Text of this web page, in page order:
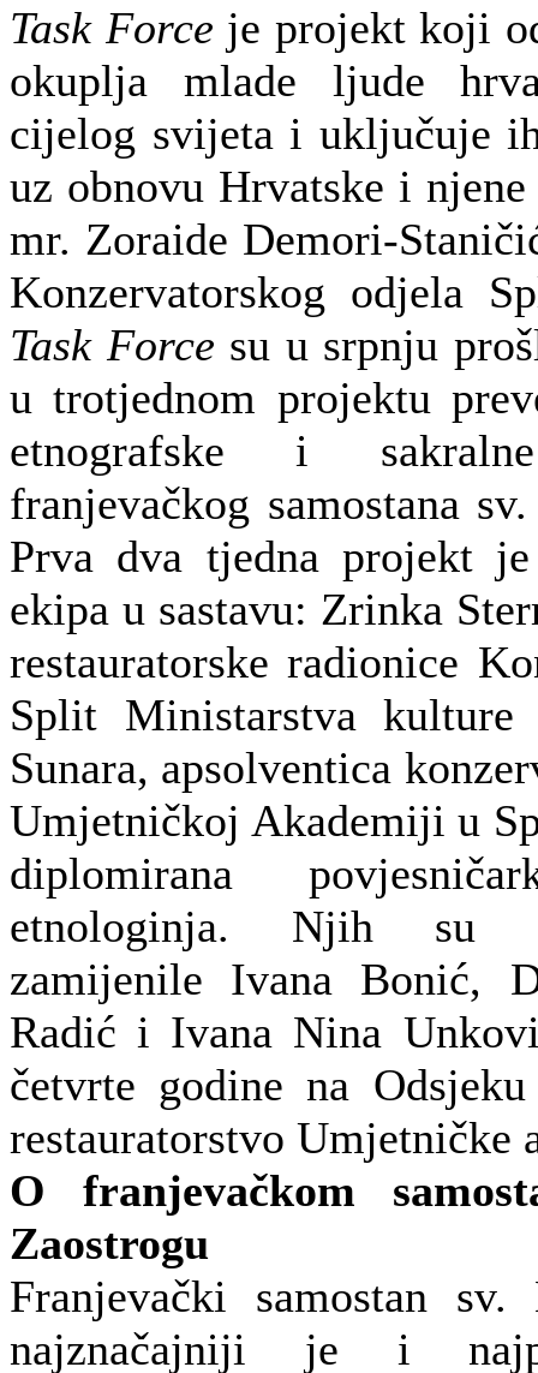
Task Force je projekt koji
okuplja mlade ljude
cijelog svijeta i uključuje
uz obnovu Hrvatske i
mr. Zoraide Demori-
Konzervatorskog odjela
Task Force su u srpnju
u trotjednom projektu
etnografske i
franjevačkog samostana
Prva dva tjedna projekt
ekipa u sastavu: Zrinka
restauratorske radionice
Split Ministarstva
Sunara, apsolventica
Umjetničkoj Akademiji u
diplomirana
etnologinja. Njih su
zamijenile Ivana Bonić,
Radić i Ivana Nina
četvrte godine na
restauratorstvo Umjetničke
O franjevačkom
Zaostrogu
Franjevački samostan
najznačajniji je i